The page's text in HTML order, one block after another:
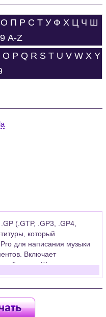
О П Р С Т У Ф Х Ц Ч Ш
A-Z
O P Q R S T U V W X Y
(.GTP, .GP3, .GP4,
который
для написания музыки
Включает
банджо. Широко
которые затем
необходимо
программу Guitar